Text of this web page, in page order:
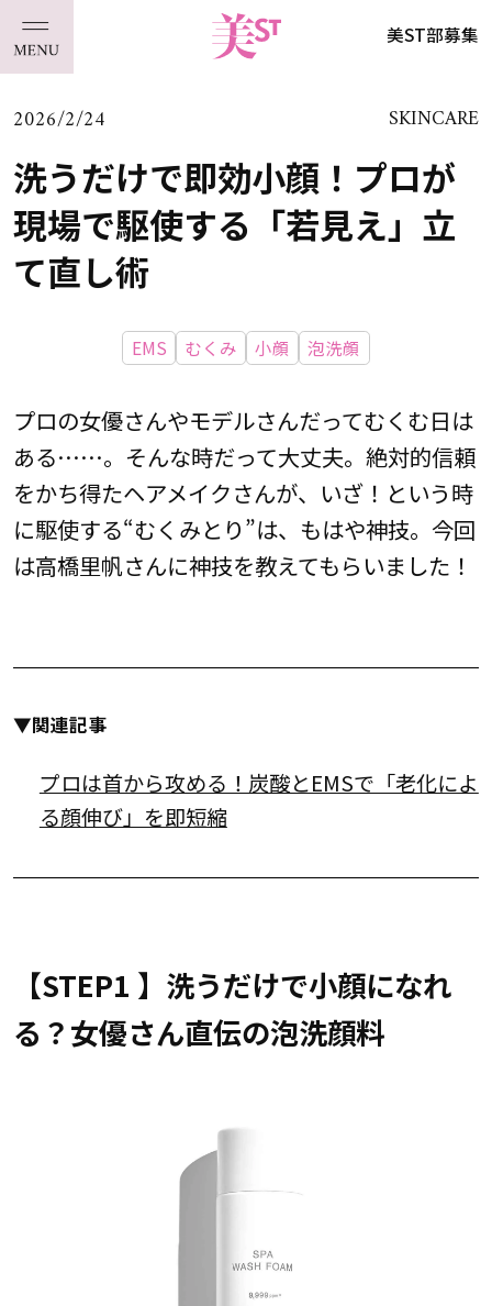
美ST部募集
2026/2/24 SKINCARE
洗うだけで即効小顔！プロが
現場で駆使する「若見え」立
て直し術
EMS むくみ 小顔 泡洗顔
プロの女優さんやモデルさんだってむくむ日は
ある……。そんな時だって大丈夫。絶対的信頼
をかち得たヘアメイクさんが、いざ！という時
に駆使する“むくみとり”は、もはや神技。今回
は高橋里帆さんに神技を教えてもらいました！
▼関連記事
プロは首から攻める！炭酸とEMSで「老化によ
る顔伸び」を即短縮
【STEP1 】洗うだけで小顔になれ
る？女優さん直伝の泡洗顔料